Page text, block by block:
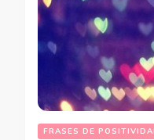
FRASES DE